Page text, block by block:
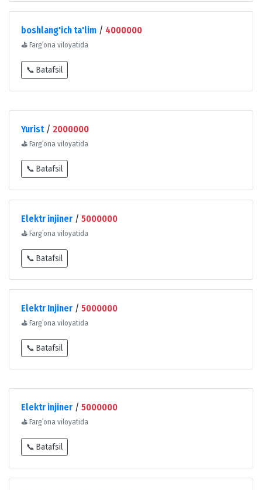
boshlang'ich ta'lim / 4000000
⛳ Fargʻona viloyatida
📞 Batafsil
Yurist/ 2000000
⛳ Fargʻona viloyatida
📞 Batafsil
Elektr injiner / 5000000
⛳ Fargʻona viloyatida
📞 Batafsil
Elektr Injiner / 5000000
⛳ Fargʻona viloyatida
📞 Batafsil
Elektr injiner / 5000000
⛳ Fargʻona viloyatida
📞 Batafsil